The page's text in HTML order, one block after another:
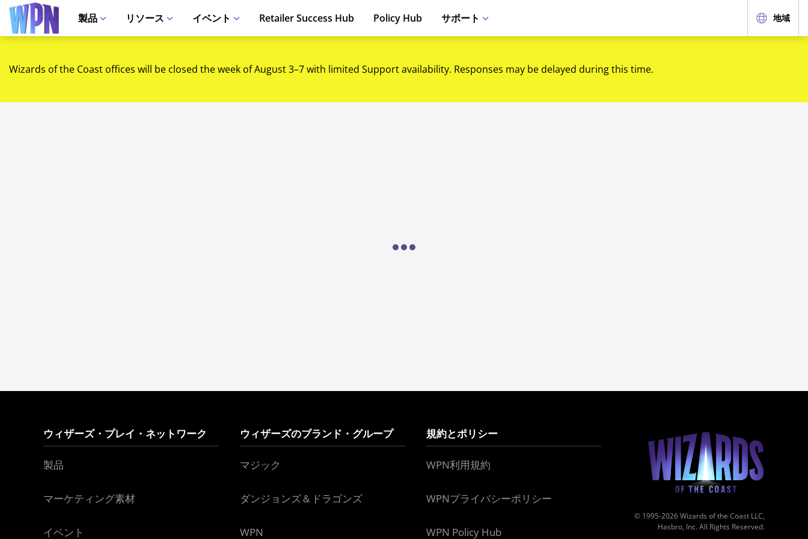
製品 リソース イベント Retailer Success Hub Policy Hub サポート 地域
Wizards of the Coast offices will be closed the week of August 3–7 with limited Support availability. Responses may be delayed during this time.
Loading...
ウィザーズ・プレイ・ネットワーク
製品
マーケティング素材
イベント
ウィザーズのブランド・グループ
マジック
ダンジョンズ＆ドラゴンズ
WPN
規約とポリシー
WPN利用規約
WPNプライバシーポリシー
WPN Policy Hub
© 1995-2026 Wizards of the Coast LLC,
Hasbro, Inc. All Rights Reserved.